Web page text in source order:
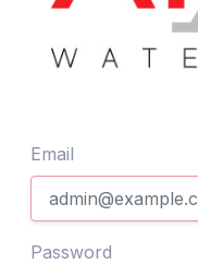
Email
Password